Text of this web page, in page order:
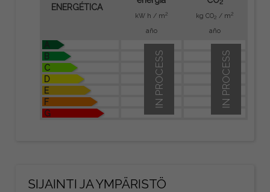
ENERGÉTICA
kW h / m2
año
2
kg CO2 / m2
año
A
B
C
D
E
F
G
IN PROCESS
IN PROCESS
SIJAINTI JA YMPÄRISTÖ